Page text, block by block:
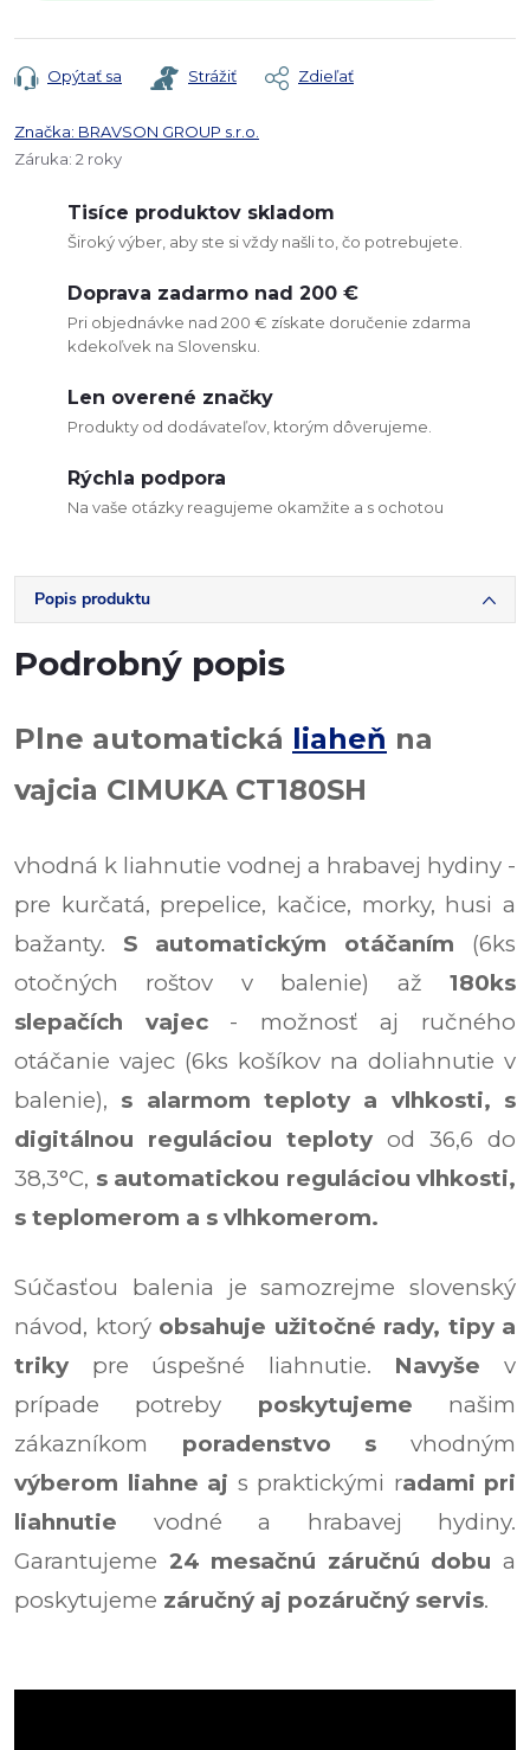
Opýtať sa Strážiť Zdieľať
Značka: BRAVSON GROUP s.r.o.
Záruka: 2 roky
Tisíce produktov skladom
Široký výber, aby ste si vždy našli to, čo potrebujete.
Doprava zadarmo nad 200 €
Pri objednávke nad 200 € získate doručenie zdarma
kdekoľvek na Slovensku.
Len overené značky
Produkty od dodávateľov, ktorým dôverujeme.
Rýchla podpora
Na vaše otázky reagujeme okamžite a s ochotou
Popis produktu
Podrobný popis
Plne automatická liaheň na
vajcia CIMUKA CT180SH
vhodná k liahnutie vodnej a hrabavej hydiny -
pre kurčatá, prepelice, kačice, morky, husi a
bažanty. S automatickým otáčaním (6ks
otočných roštov v balenie) až 180ks
slepačích vajec- možnosť aj ručného
otáčanie vajec (6ks košíkov na doliahnutie v
balenie), s alarmom teploty a vlhkosti, s
digitálnou reguláciou teploty od 36,6 do
38,3°C, s automatickou reguláciou vlhkosti,
s teplomerom a s vlhkomerom.
Súčasťou balenia je samozrejme slovenský
návod, ktorý obsahuje užitočné rady, tipy a
triky pre úspešné liahnutie. Navyše v
prípade potreby poskytujeme našim
zákazníkom poradenstvo s vhodným
výberom liahne aj s praktickými radami pri
liahnutie vodné a hrabavej hydiny.
Garantujeme 24 mesačnú záručnú dobu a
poskytujeme záručný aj pozáručný servis.